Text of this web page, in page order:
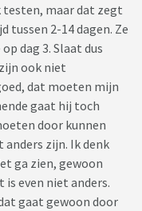
testen, maar dat zegt
2-14 dagen. Ze
dag 3. Slaat dus
ook niet
dat moeten mijn
gaat hij toch
door kunnen
anders zijn. Ik denk
ga zien, gewoon
even niet anders.
gaat gewoon door